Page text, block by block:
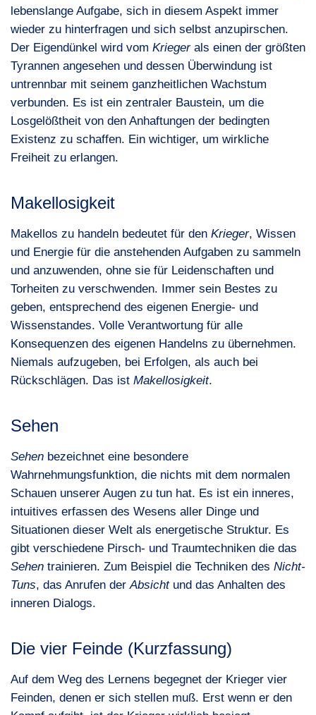
lebenslange Aufgabe, sich in diesem Aspekt immer
wieder zu hinterfragen und sich selbst anzupirschen.
Der Eigendünkel wird vom Kriegerals einen der größten
Tyrannen angesehen und dessen Überwindung ist
untrennbar mit seinem ganzheitlichen Wachstum
verbunden. Es ist ein zentraler Baustein, um die
Losgelößtheit von den Anhaftungen der bedingten
Existenz zu schaffen. Ein wichtiger, um wirkliche
Freiheit zu erlangen.
Makellosigkeit
Makellos zu handeln bedeutet für den Krieger, Wissen
und Energie für die anstehenden Aufgaben zu sammeln
und anzuwenden, ohne sie für Leidenschaften und
Torheiten zu verschwenden. Immer sein Bestes zu
geben, entsprechend des eigenen Energie- und
Wissenstandes. Volle Verantwortung für alle
Konsequenzen des eigenen Handelns zu übernehmen.
Niemals aufzugeben, bei Erfolgen, als auch bei
Rückschlägen. Das ist Makellosigkeit.
Sehen
Sehen bezeichnet eine besondere
Wahrnehmungsfunktion, die nichts mit dem normalen
Schauen unserer Augen zu tun hat. Es ist ein inneres,
intuitives erfassen des Wesens aller Dinge und
Situationen dieser Welt als energetische Struktur. Es
gibt verschiedene Pirsch- und Traumtechniken die das
Sehen trainieren. Zum Beispiel die Techniken des Nicht-
Tuns, das Anrufen derAbsichtund das Anhalten des
inneren Dialogs.
Die vier Feinde (Kurzfassung)
Auf dem Weg des Lernens begegnet der Krieger vier
Feinden, denen er sich stellen muß. Erst wenn er den